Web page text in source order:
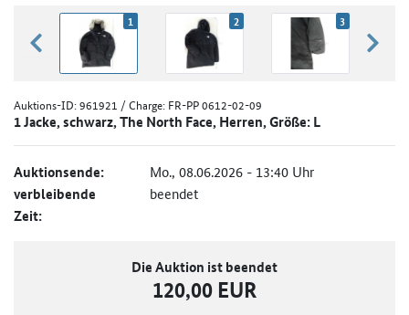
zurück blättern
1 2 3
Auktions-ID:961921 / Charge: FR-PP 0612-02-09
1 Jacke, schwarz, The North Face, Herren, Größe: L
Auktionsende: Mo., 08.06.2026 - 13:40 Uhr
verbleibende
Zeit:
beendet
Die Auktion ist beendet
120,00 EUR